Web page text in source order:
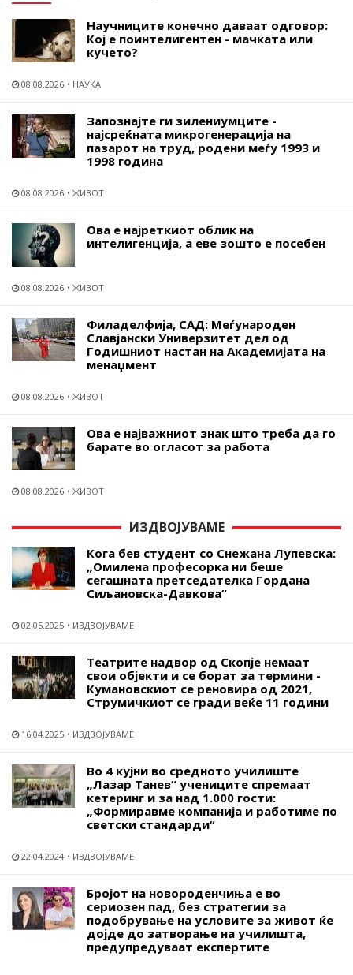
Научниците конечно даваат одговор:
Кој е поинтелигентен - мачката или
кучето?
08.08.2026 НАУКА
Запознајте ги зилениумците -
најсреќната микрогенерација на
пазарот на труд, родени меѓу 1993 и
1998 година
08.08.2026 ЖИВОТ
Ова е најреткиот облик на
интелигенција, а еве зошто е посебен
08.08.2026 ЖИВОТ
Филаделфија, САД: Меѓународен
Славјански Универзитет дел од
Годишниот настан на Академијата на
менаџмент
08.08.2026 ЖИВОТ
Ова е најважниот знак што треба да го
барате во огласот за работа
08.08.2026 ЖИВОТ
ИЗДВОЈУВАМЕ
Кога бев студент со Снежана Лупевска:
„Омилена професорка ни беше
сегашната претседателка Гордана
Сиљановска-Давкова“
02.05.2025 ИЗДВОЈУВАМЕ
Театрите надвор од Скопје немаат
свои објекти и се борат за термини -
Кумановскиот се реновира од 2021,
Струмичкиот се гради веќе 11 години
16.04.2025 ИЗДВОЈУВАМЕ
Во 4 кујни во средното училиште
„Лазар Танев“ учениците спремаат
кетеринг и за над 1.000 гости:
„Формиравме компанија и работиме по
светски стандарди“
22.04.2024 ИЗДВОЈУВАМЕ
Бројот на новороденчиња е во
сериозен пад, без стратегии за
подобрување на условите за живот ќе
дојде до затворање на училишта,
предупредуваат експертите